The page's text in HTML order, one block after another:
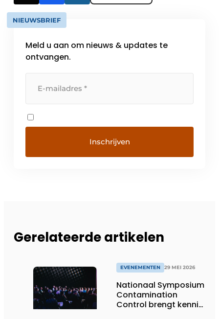
NIEUWSBRIEF
Meld u aan om nieuws & updates te
ontvangen.
Gerelateerde artikelen
EVENEMENTEN 29 MEI 2026
Nationaal Symposium
Contamination
Control brengt kennis,